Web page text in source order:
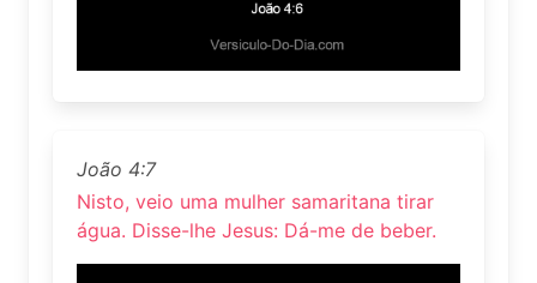
João 4:7
Nisto, veio uma mulher samaritana tirar
água. Disse-lhe Jesus: Dá-me de beber.